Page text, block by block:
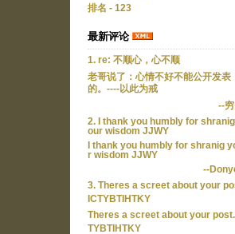
排名 - 123
最新评论
1. re: 不顺心，心不顺
老哥说了：心情不好不能公开发表
的。----以此为戒
--
2. I thank you humbly for
our wisdom JJWY
I thank you humbly for shranig
r wisdom JJWY
--
3. Theres a screet about your
ICTYBTIHTKY
Theres a screet about your
TYBTIHTKY